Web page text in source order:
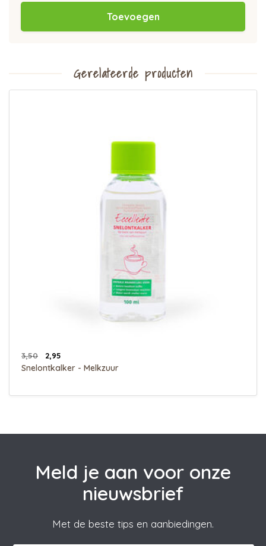
Toevoegen
Gerelateerde producten
3,50 2,95
Snelontkalker - Melkzuur
Meld je aan voor onze
nieuwsbrief
Met de beste tips en aanbiedingen.